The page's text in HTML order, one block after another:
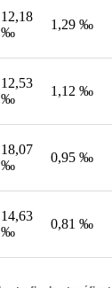
12,18
‰
1,29 ‰
12,53
‰
1,12 ‰
18,07
‰
0,95 ‰
14,63
‰
0,81 ‰